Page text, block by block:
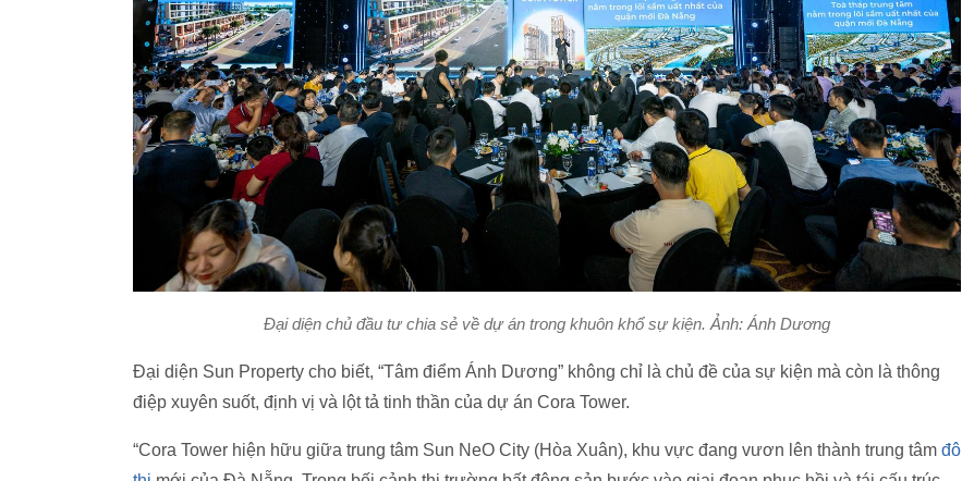
Đại diện chủ đầu tư chia sẻ về dự án trong khuôn khổ sự kiện. Ảnh: Ánh Dương
Đại diện Sun Property cho biết, “Tâm điểm Ánh Dương” không chỉ là chủ đề của sự kiện mà còn là thông
điệp xuyên suốt, định vị và lột tả tinh thần của dự án Cora Tower.
“Cora Tower hiện hữu giữa trung tâm Sun NeO City (Hòa Xuân), khu vực đang vươn lên thành trung tâm đô